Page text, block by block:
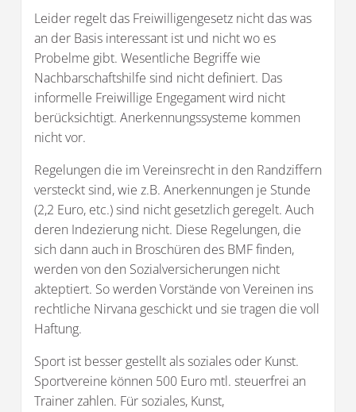
Leider regelt das Freiwilligengesetz nicht das was
an der Basis interessant ist und nicht wo es
Probelme gibt. Wesentliche Begriffe wie
Nachbarschaftshilfe sind nicht definiert. Das
informelle Freiwillige Engegament wird nicht
berücksichtigt. Anerkennungssysteme kommen
nicht vor.
Regelungen die im Vereinsrecht in den Randziffern
versteckt sind, wie z.B. Anerkennungen je Stunde
(2,2 Euro, etc.) sind nicht gesetzlich geregelt. Auch
deren Indezierung nicht. Diese Regelungen, die
sich dann auch in Broschüren des BMF finden,
werden von den Sozialversicherungen nicht
akteptiert. So werden Vorstände von Vereinen ins
rechtliche Nirvana geschickt und sie tragen die voll
Haftung.
Sport ist besser gestellt als soziales oder Kunst.
Sportvereine können 500 Euro mtl. steuerfrei an
Trainer zahlen. Für soziales, Kunst,